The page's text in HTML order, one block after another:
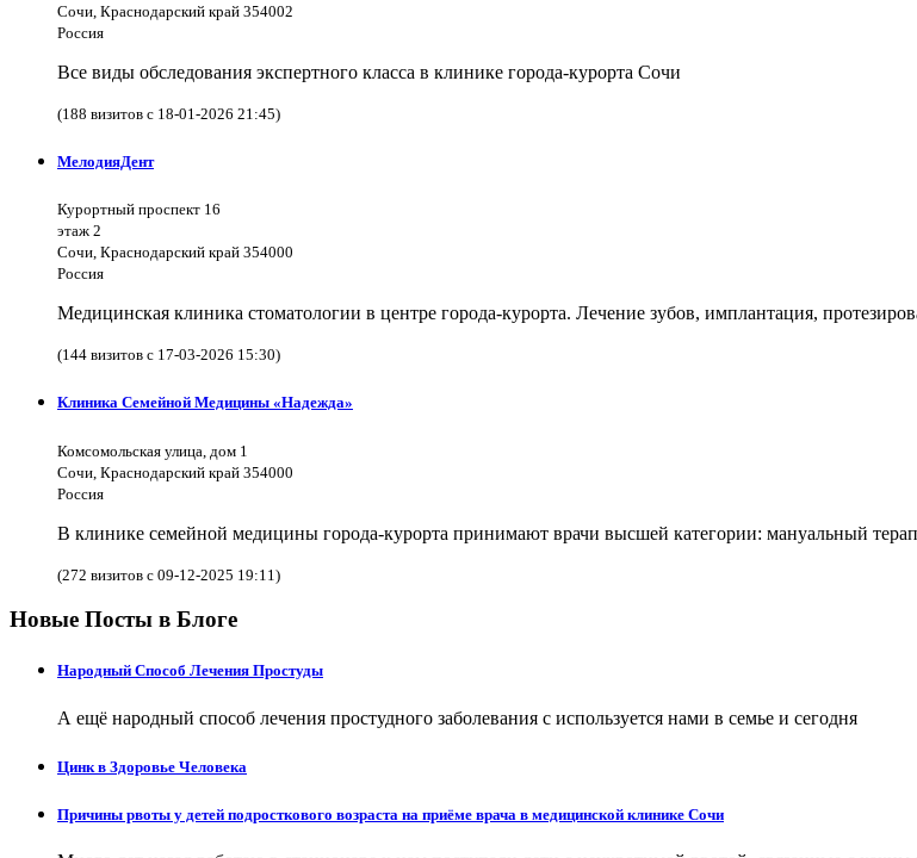
Сочи, Краснодарский край 354002
Россия
Все виды обследования экспертного класса в клинике города-курорта Сочи
(188 визитов с 18-01-2026 21:45)
МелодияДент
Курортный проспект 16
этаж 2
Сочи, Краснодарский край 354000
Россия
Медицинская клиника стоматологии в центре города-курорта. Лечение зубов, имплантация,
(144 визитов с 17-03-2026 15:30)
Клиника Семейной Медицины «Надежда»
Комсомольская улица, дом 1
Сочи, Краснодарский край 354000
Россия
В клинике семейной медицины города-курорта принимают врачи высшей категории: мануальный
(272 визитов с 09-12-2025 19:11)
Новые Посты в Блоге
Народный Способ Лечения Простуды
А ещё народный способ лечения простудного заболевания с используется нами в семье и сегодня
Цинк в Здоровье Человека
Причины рвоты у детей подросткового возраста на приёме врача в медицинской клинике Сочи